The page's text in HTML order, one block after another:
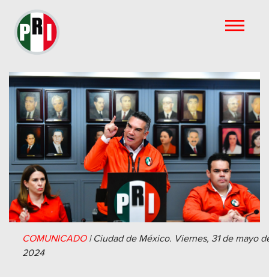
COMUNICADO| Ciudad de México. Viernes, 31 de mayo
2024